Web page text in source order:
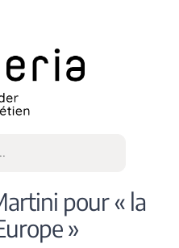
pour « la
»